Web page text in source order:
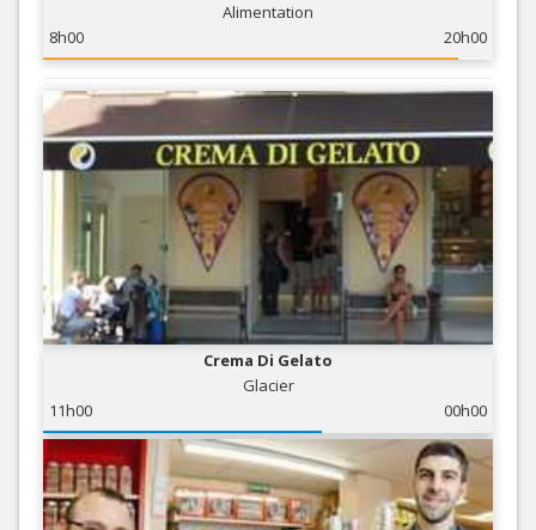
Alimentation
8h00
20h00
Crema Di Gelato
Glacier
11h00
00h00